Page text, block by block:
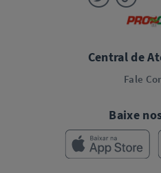
Central de
Fale
Baixe